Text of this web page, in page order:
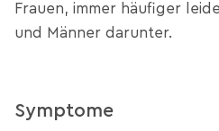
Frauen, immer häufiger
und Männer darunter.
Symptome